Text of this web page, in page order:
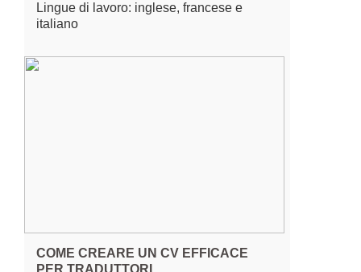
Lingue di lavoro: inglese, francese e
italiano
COME CREARE UN CV EFFICACE
PER TRADUTTORI